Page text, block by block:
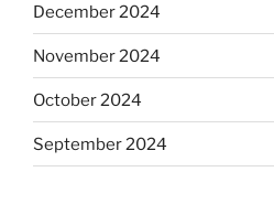
December 2024
November 2024
October 2024
September 2024